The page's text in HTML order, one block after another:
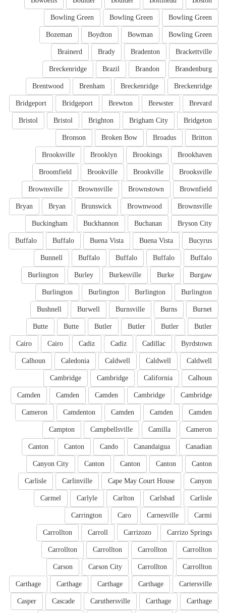
Bowling Green
Bowling Green
Bowling Green
Bowling Green
Bowman
Boydton
Bozeman
Brackettville
Bradenton
Brady
Brainerd
Brandenburg
Brandon
Brazil
Breckenridge
Breckenridge
Breckenridge
Brenham
Brentwood
Brevard
Brewster
Brewton
Bridgeport
Bridgeport
Bridgeton
Brigham City
Brighton
Bristol
Bristol
Britton
Broadus
Broken Bow
Bronson
Brookhaven
Brookings
Brooklyn
Brooksville
Brooksville
Brookville
Brookville
Broomfield
Brownfield
Brownstown
Brownsville
Brownsville
Brownsville
Brownwood
Brunswick
Bryan
Bryan
Bryson City
Buchanan
Buckhannon
Buckingham
Bucyrus
Buena Vista
Buena Vista
Buffalo
Buffalo
Buffalo
Buffalo
Buffalo
Buffalo
Bunnell
Burgaw
Burke
Burkesville
Burley
Burlington
Burlington
Burlington
Burlington
Burlington
Burnet
Burns
Burnsville
Burwell
Bushnell
Butler
Butler
Butler
Butler
Butte
Butte
Byrdstown
Cadillac
Cadiz
Cadiz
Cairo
Cairo
Caldwell
Caldwell
Caldwell
Caledonia
Calhoun
Calhoun
California
Cambridge
Cambridge
Cambridge
Cambridge
Camden
Camden
Camden
Camden
Camden
Camden
Camdenton
Cameron
Cameron
Camilla
Campbellsville
Campton
Canadian
Canandaigua
Cando
Canton
Canton
Canton
Canton
Canton
Canton
Canyon City
Canyon
Cape May Court House
Carlinville
Carlisle
Carlisle
Carlsbad
Carlton
Carlyle
Carmel
Carmi
Carnesville
Caro
Carrington
Carrizo Springs
Carrizozo
Carroll
Carrollton
Carrollton
Carrollton
Carrollton
Carrollton
Carrollton
Carrollton
Carson City
Carson
Cartersville
Carthage
Carthage
Carthage
Carthage
Carthage
Carthage
Caruthersville
Cascade
Casper